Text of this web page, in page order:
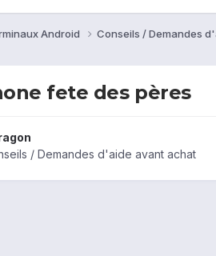
Android Conseils / Demandes
fete des pères
/ Demandes d'aide avant achat